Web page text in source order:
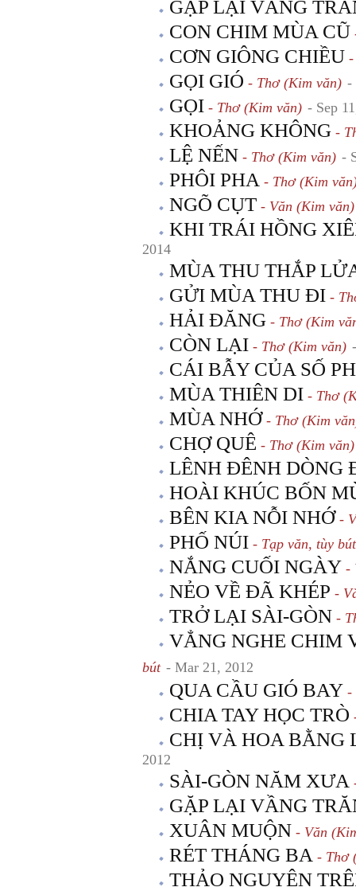
GẶP LẠI VẦNG
CON CHIM MÙA CŨ
CƠN GIÔNG CHIỀU -
GỌI GIÓ - Thơ (Kim văn) -
GỌI - Thơ (Kim văn) - Sep
KHOẢNG KHÔNG -
LỆ NẾN - Thơ (Kim văn) -
PHÔI PHA - Thơ (Kim
NGÕ CỤT - Văn (Kim văn)
KHI TRÁI HỒNG
2014
MÙA THU THẮP
GỬI MÙA THU ĐI -
HẢI ĐĂNG - Thơ (Kim
CÒN LẠI - Thơ (Kim văn)
CÁI BẪY CỦA SỐ
MÙA THIÊN DI - Thơ
MÙA NHỚ - Thơ (Kim
CHỢ QUÊ - Thơ (Kim văn)
LÊNH ĐÊNH DÒNG
HOÀI KHÚC BỐN
BÊN KIA NỖI NHỚ -
PHỐ NÚI - Tạp văn, tùy bút
NẮNG CUỐI NGÀY -
NẺO VỀ ĐÃ KHÉP -
TRỞ LẠI SÀI-GÒN -
VẲNG NGHE CHIM
bút - Mar 21, 2012
QUA CẦU GIÓ BAY -
CHIA TAY HỌC TRÒ
CHỊ VÀ HOA BẰNG
2012
SÀI-GÒN NĂM XƯA
GẶP LẠI VẦNG
XUÂN MUỘN - Văn
RÉT THÁNG BA - Thơ
THẢO NGUYÊN